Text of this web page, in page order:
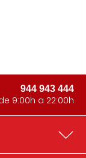
944 943 444
9:00h a 22:00h